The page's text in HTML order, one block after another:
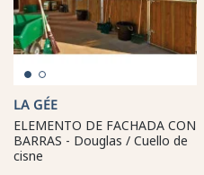
LA GÉE
ELEMENTO DE FACHADA CON
BARRAS - Douglas / Cuello de
cisne